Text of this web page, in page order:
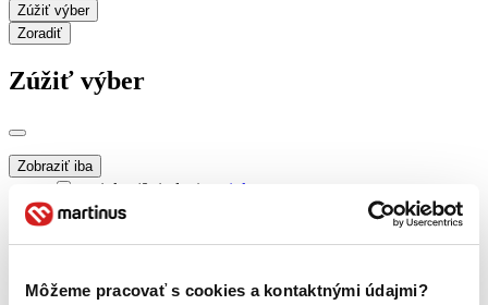
Môžeme pracovať s cookies a kontaktnými údajmi?
Zúžiť výber
Zoradiť
Zúžiť výber
Zobraziť iba
novinky (0 titulov)
novinky
zľavnené tituly (0 titulov)
Dostupnosť
predpredaj (0 titulov)predpredaj